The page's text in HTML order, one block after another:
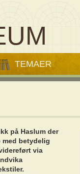
TEMAER
på Haslum der
betydelig
via